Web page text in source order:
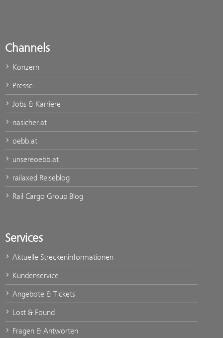
Channels
Konzern
Presse
Jobs & Karriere
nasicher.at
oebb.at
unsereoebb.at
railaxed Reiseblog
Rail Cargo Group Blog
Services
Aktuelle Streckeninformationen
Kundenservice
Angebote & Tickets
Lost & Found
Fragen & Antworten